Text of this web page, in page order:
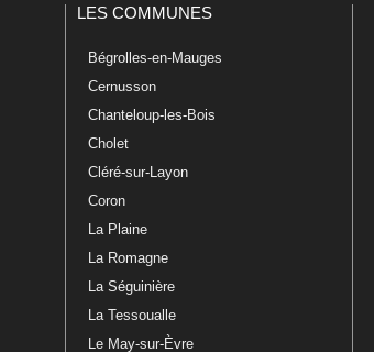
LES COMMUNES
Bégrolles-en-Mauges
Cernusson
Chanteloup-les-Bois
Cholet
Cléré-sur-Layon
Coron
La Plaine
La Romagne
La Séguinière
La Tessoualle
Le May-sur-Èvre